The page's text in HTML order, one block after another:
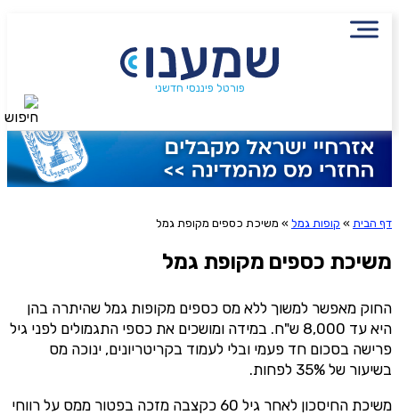
פורטל פיננסי חדשני
דף הבית » קופות גמל » משיכת כספים מקופת גמל
משיכת כספים מקופת גמל
החוק מאפשר למשוך ללא מס כספים מקופות גמל שהיתרה בהן
היא עד 8,000 ש"ח. במידה ומושכים את כספי התגמולים לפני גיל
פרישה בסכום חד פעמי ובלי לעמוד בקריטריונים, ינוכה מס
בשיעור של 35% לפחות.
משיכת החיסכון לאחר גיל 60 כקצבה מזכה בפטור ממס על רווחי
הירשמו לניוזלטר שמענו ותיהנו
אני מסכימ/ה לקבלת תוכן, דברי פרסומת או עדכונים
מהחברה או מצדדים שלישיים הדוא"ל, מסרונים או טלפון
שם מלא
פעולה נדרשת
סכום חיסכון בקרן
אני מאשר את תנאיי השימוש והפרטיות של האתר
מאשר כי פרטיי ישמשו לקבלת פניות והצעות שיווקיות למוצרים
פנסיוניים\ביטוח באמצעות טלפון, מייל או SMS מאיתנו או צד שלישי
חיפוש